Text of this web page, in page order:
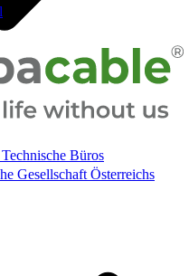
Büros
Gesellschaft Österreichs